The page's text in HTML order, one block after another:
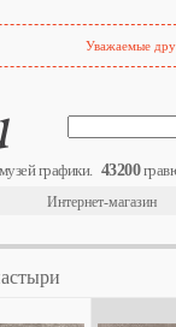
Уважаемые
графики. 43200
Интернет-магазин